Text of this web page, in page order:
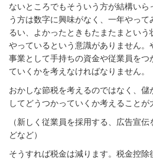
ないところでもそういう方が結構い
う方は数字に興味がなく、一年やっ
るい、よかったときもたまたまとい
やっているという意識がありません。
事業として手持ちの資金や従業員をつ
ていくかを考えなければなりません。
おかしな節税を考えるのではなく、儲
してどうつかっていくか考えることが
（新しく従業員を採用する、広告宣
どなど）
そうすれば税金は減ります。税金控除